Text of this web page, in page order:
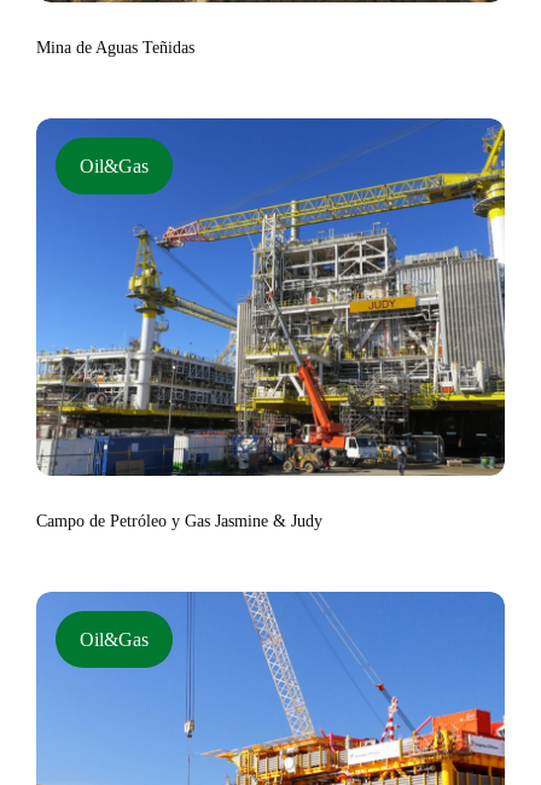
Mina de Aguas Teñidas
Oil&Gas
Campo de Petróleo y Gas Jasmine & Judy
Oil&Gas